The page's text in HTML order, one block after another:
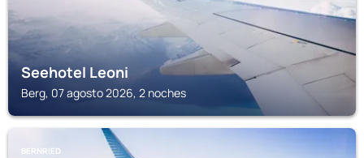
Seehotel Leoni
Berg, 07 agosto 2026, 2 noches
BERNRIED